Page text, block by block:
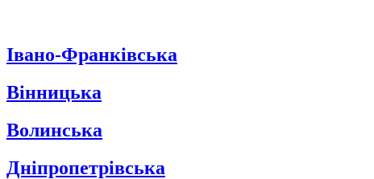
Івано-Франківська
Вінницька
Волинська
Дніпропетрівська